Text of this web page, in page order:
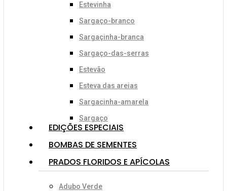
Estevinha
Sargaço-branco
Sargaçinha-branca
Sargaço-das-serras
Estevão
Esteva das areias
Sargacinha-amarela
Sargaço
EDIÇÕES ESPECIAIS
BOMBAS DE SEMENTES
PRADOS FLORIDOS E APÍCOLAS
Adubo Verde